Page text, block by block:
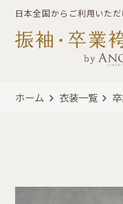
日本全国からご利用いた
ホーム 衣装一覧